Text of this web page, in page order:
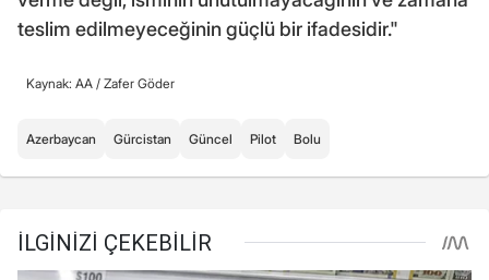
teslim edilmeyeceğinin güçlü bir ifadesidir."
Kaynak: AA / Zafer Göder
Azerbaycan Gürcistan Güncel Pilot Bolu